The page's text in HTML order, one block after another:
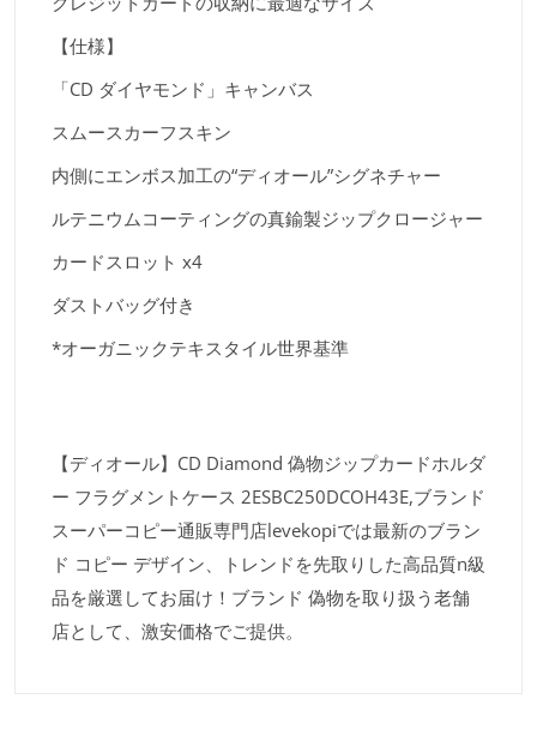
【仕様】
「CD ダイヤモンド」キャンバス
スムースカーフスキン
内側にエンボス加工の“ディオール”シグネチャー
ルテニウムコーティングの真鍮製ジップクロージャー
カードスロット x4
ダストバッグ付き
*オーガニックテキスタイル世界基準
【ディオール】CD Diamond 偽物ジップカードホルダ
ー フラグメントケース 2ESBC250DCOH43E,ブランド
スーパーコピー通販専門店levekopiでは最新のブラン
ド コピー デザイン、トレンドを先取りした高品質n級
品を厳選してお届け！ブランド 偽物を取り扱う老舗
店として、激安価格でご提供。